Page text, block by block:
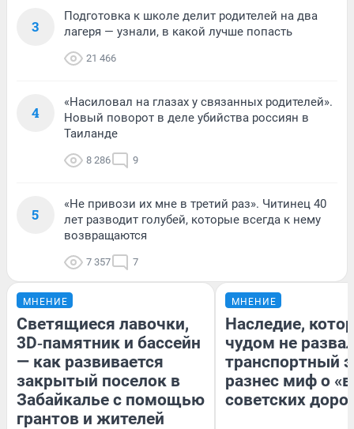
3
Подготовка к школе делит родителей на два
лагеря — узнали, в какой лучше попасть
21 466
4
«Насиловал на глазах у связанных родителей».
Новый поворот в деле убийства россиян в
Таиланде
8 286 9
5
«Не привози их мне в третий раз». Читинец 40
лет разводит голубей, которые всегда к нему
возвращаются
7 357 7
МНЕНИЕ
Светящиеся лавочки,
3D‑памятник и бассейн
— как развивается
закрытый поселок в
Забайкалье с помощью
грантов и жителей
МНЕНИЕ
Наследие,
чудом не
транспортный
разнес миф о
советских